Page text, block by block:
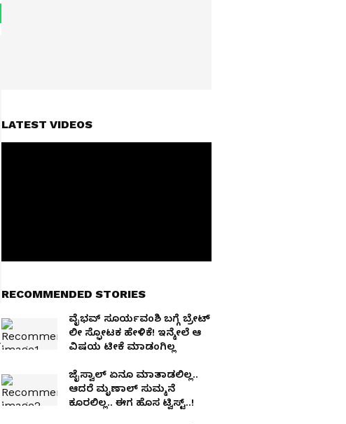
LATEST VIDEOS
RECOMMENDED STORIES
ವೈಭವ್ ಸೂರ್ಯವಂಶಿ ಬಗ್ಗೆ ಬ್ರೇಟ್‌
ಲೀ ಸ್ಫೋಟಕ ಹೇಳಿಕೆ! ಇನ್ಮೇಲೆ ಆ
ವಿಷಯ ಟೀಕೆ ಮಾಡಂಗಿಲ್ಲ
ಜೈಸ್ವಾಲ್ ಏನೂ ಮಾತಾಡಲಿಲ್ಲ..
ಆದರೆ ಮೃಣಾಲ್ ಸುಮ್ಮನೆ
ಕೂರಲಿಲ್ಲ.. ಈಗ ಹೊಸ ಟ್ವಿಸ್ಟ್..!